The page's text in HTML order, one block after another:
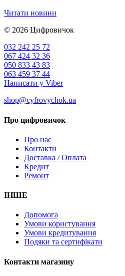
Читати новини
© 2026 Цифровичок
032 242 25 72
067 424 32 36
050 833 43 83
063 459 37 44
Написати у Viber
shop@cyfrovychok.ua
Про цифровичок
Про нас
Контакти
Доставка / Оплата
Кредит
Ремонт
ІНШЕ
Допомога
Умови користування
Умови кредитування
Подяки та сертифікати
Контакти магазину